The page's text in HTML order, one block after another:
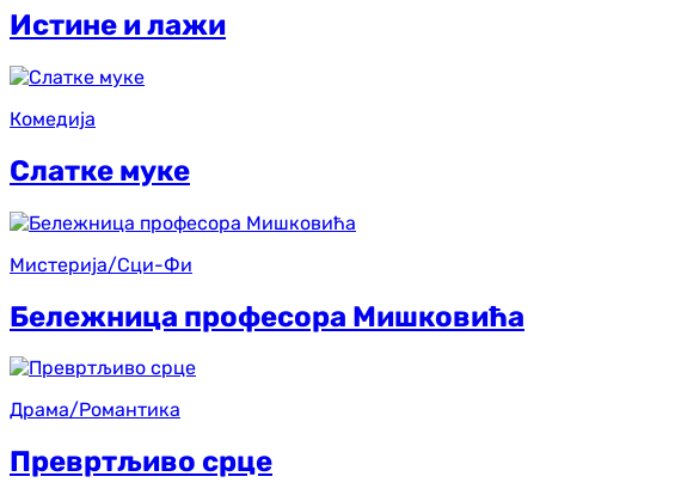
Истине и лажи
Комедија
Слатке муке
Мистерија/Сци-Фи
Бележница професора Мишковића
Драма/Романтика
Превртљиво срце